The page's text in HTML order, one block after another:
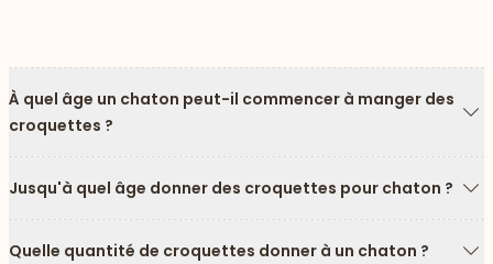
À quel âge un chaton peut-il commencer à manger des
croquettes ?
Jusqu'à quel âge donner des croquettes pour chaton ?
Quelle quantité de croquettes donner à un chaton ?